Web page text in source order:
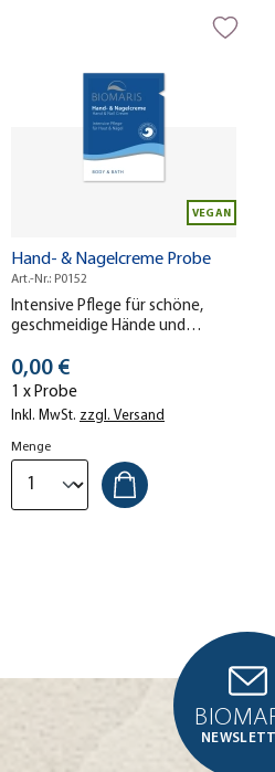
VEGAN
Hand- & Nagelcreme Probe
Art.-Nr.: P0152
Intensive Pflege für schöne,
geschmeidige Hände und
Stückpreis
0,00 €
1 x Probe
Inkl. MwSt. zzgl. Versand
Menge